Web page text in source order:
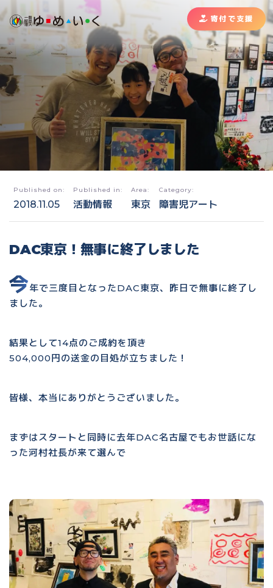
寄付で支援
Published on:
2018.11.05
Published in:
活動情報
Area:
東京
Category:
障害児アート
DAC東京！無事に終了しました
今年で三度目となったDAC東京、昨日で無事に終了し
ました。
結果として14点のご成約を頂き
504,000円の送金の目処が立ちました！
皆様、本当にありがとうございました。
まずはスタートと同時に去年DAC名古屋でもお世話にな
った河村社長が来て選んで